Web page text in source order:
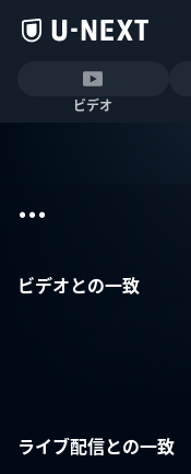
ビデオ
...
ビデオとの一致
ライブ配信との一致